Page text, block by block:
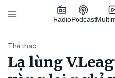
Nhảy đến nội dung
RadioPodcast
Thể thao
Lạ lùng